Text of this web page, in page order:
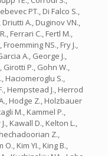
PT., Di Falco S.,
A., Duginov VN.,
Ferrari C., Fertl M.,
NS., Fry J.,
A., George J.,
Girotti P., Gohn W.,
Haciomeroglu S.,
Hempstead J., Herrod
Hodge Z., Holzbauer
M., Kammel P.,
Kawall D., Kelton L.,
Z.,
Kim YI., King B.,